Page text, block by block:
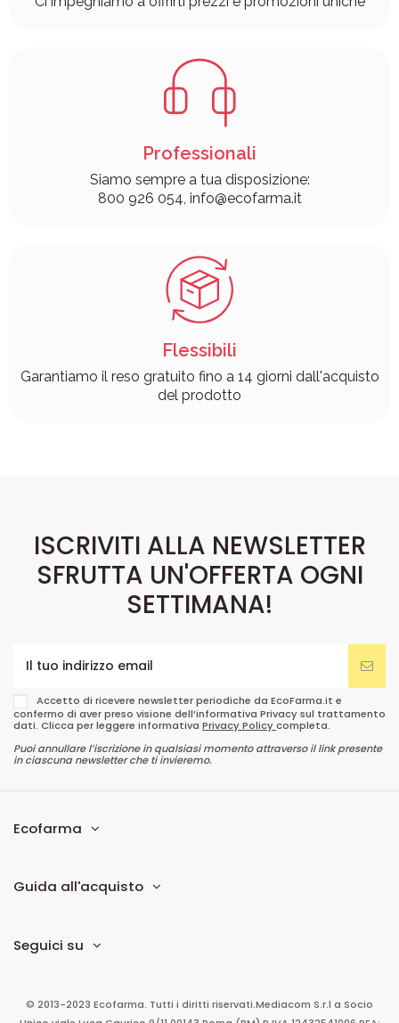
Professionali
Siamo sempre a tua disposizione:
800 926 054, info@ecofarma.it
Flessibili
Garantiamo il reso gratuito fino a 14 giorni dall'acquisto
del prodotto
ISCRIVITI ALLA NEWSLETTER
SFRUTTA UN'OFFERTA OGNI
SETTIMANA!
Accetto di ricevere newsletter periodiche da EcoFarma.it e
confermo di aver preso visione dell’informativa Privacy sul trattamento
dati. Clicca per leggere informativa Privacy Policycompleta.
Puoi annullare l’iscrizione in qualsiasi momento attraverso il link presente
in ciascuna newsletter che ti invieremo.
Ecofarma
Guida all'acquisto
Seguici su
© 2013-2023 Ecofarma. Tutti i diritti riservati.Mediacom S.r.l a Socio